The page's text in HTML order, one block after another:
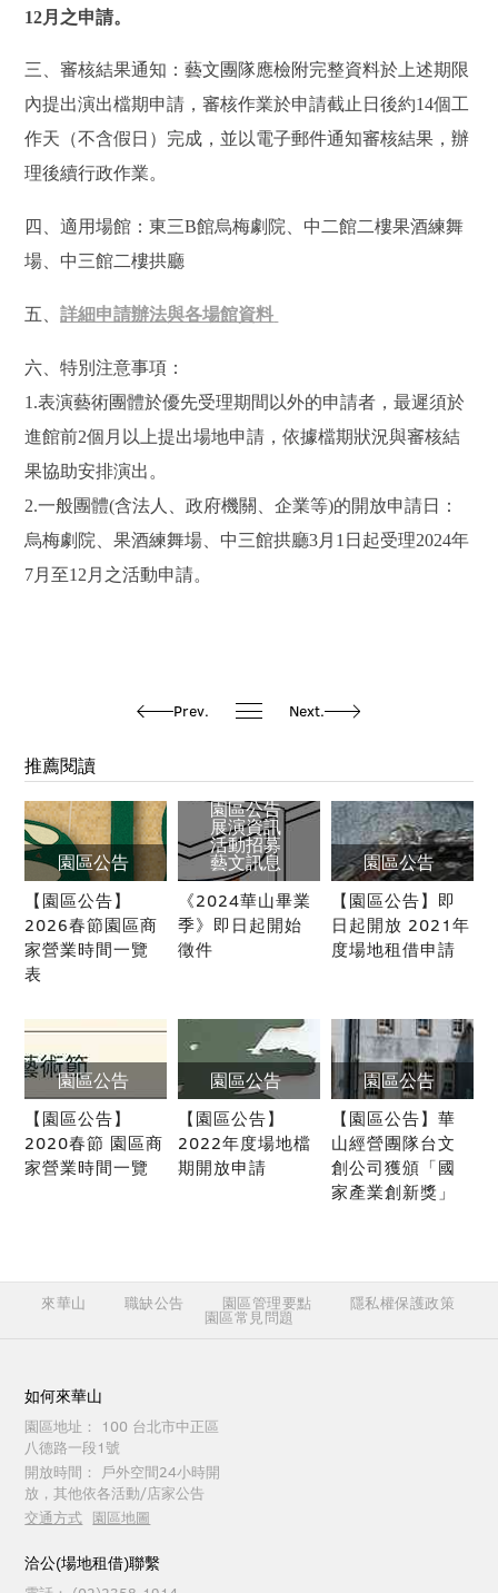
12月之申請。
三、審核結果通知：藝文團隊應檢附完整資料於上述期限
內提出演出檔期申請，審核作業於申請截止日後約14個工
作天（不含假日）完成，並以電子郵件通知審核結果，辦
理後續行政作業。
四、適用場館：東三B館烏梅劇院、中二館二樓果酒練舞
場、中三館二樓拱廳
五、詳細申請辦法與各場館資料
六、特別注意事項：
1.表演藝術團體於優先受理期間以外的申請者，最遲須於
進館前2個月以上提出場地申請，依據檔期狀況與審核結
果協助安排演出。
2.一般團體(含法人、政府機關、企業等)的開放申請日：
烏梅劇院、果酒練舞場、中三館拱廳3月1日起受理2024年
7月至12月之活動申請。
Prev. Next.
推薦閱讀
園區公告
【園區公告】
2026春節園區商
家營業時間一覽
表
園區公告
展演資訊
活動招募
藝文訊息
《2024華山畢業
季》即日起開始
徵件
園區公告
【園區公告】即
日起開放 2021年
度場地租借申請
園區公告
【園區公告】
2020春節 園區商
家營業時間一覽
園區公告
【園區公告】
2022年度場地檔
期開放申請
園區公告
【園區公告】華
山經營團隊台文
創公司獲頒「國
家產業創新獎」
來華山 職缺公告 園區管理要點 隱私權保護政策
園區常見問題
如何來華山
園區地址：
100 台北市中正區
八德路一段1號
開放時間：
戶外空間24小時開
放，其他依各活動/店家公告
交通方式 園區地圖
洽公(場地租借)聯繫